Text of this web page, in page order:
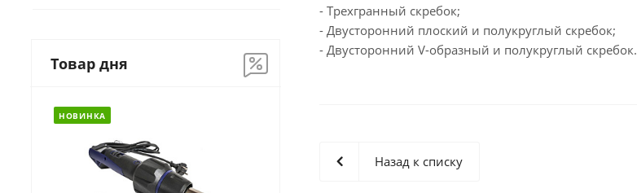
- Трехгранный скребок;
- Двусторонний плоский и полукруглый скребок;
- Двусторонний V-образный и полукруглый скребок.
Назад к списку
Товар дня
НОВИНКА